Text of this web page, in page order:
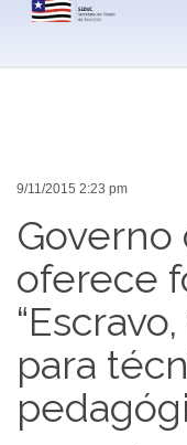
9/11/2015 2:23 pm
Governo
oferece
para